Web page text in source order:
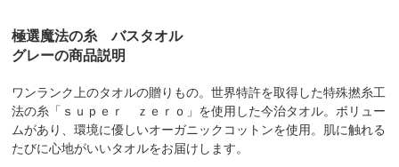
極選魔法の糸 バスタオル
グレーの商品説明
ワンランク上のタオルの贈りもの。世界特許を取得した特殊撚糸工
法の糸「ｓｕｐｅｒ ｚｅｒｏ」を使用した今治タオル。ボリュー
ムがあり、環境に優しいオーガニックコットンを使用。肌に触れる
たびに心地がいいタオルをお届けします。